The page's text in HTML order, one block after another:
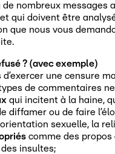
nombreux messages
qui doivent être
que nous vous
? (avec exemple)
d’exercer une
de commentaires
qui incitent à la haine,
diffamer ou de faire
sexuelle, la
comme des
insultes;